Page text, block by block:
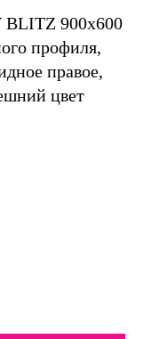
900х600
профиля,
правое,
цвет